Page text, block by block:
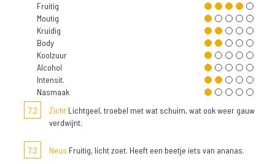
Fruitig
Moutig
Kruidig
Body
Koolzuur
Alcohol
Intensit.
Nasmaak
7,2
Zicht Lichtgeel, troebel met wat schuim, wat ook weer gauw
verdwijnt.
7,2 Neus Fruitig, licht zoet. Heeft een beetje iets van ananas.